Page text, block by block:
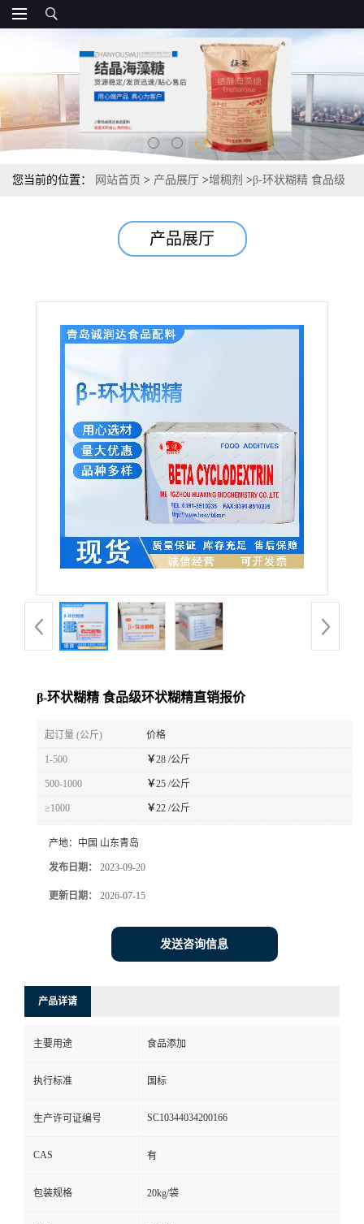
您当前的位置： 网站首页 > 产品展厅 >增稠剂 >β-环状糊精 食品级
产品展厅
β-环状糊精 食品级环状糊精直销报价
起订量 (公斤) 价格
1-500 ￥28 /公斤
500-1000 ￥25 /公斤
≥1000 ￥22 /公斤
产地： 中国 山东青岛
发布日期： 2023-09-20
更新日期： 2026-07-15
发送咨询信息
产品详请
主要用途 食品添加
执行标准 国标
生产许可证编号 SC10344034200166
CAS 有
包装规格 20kg/袋